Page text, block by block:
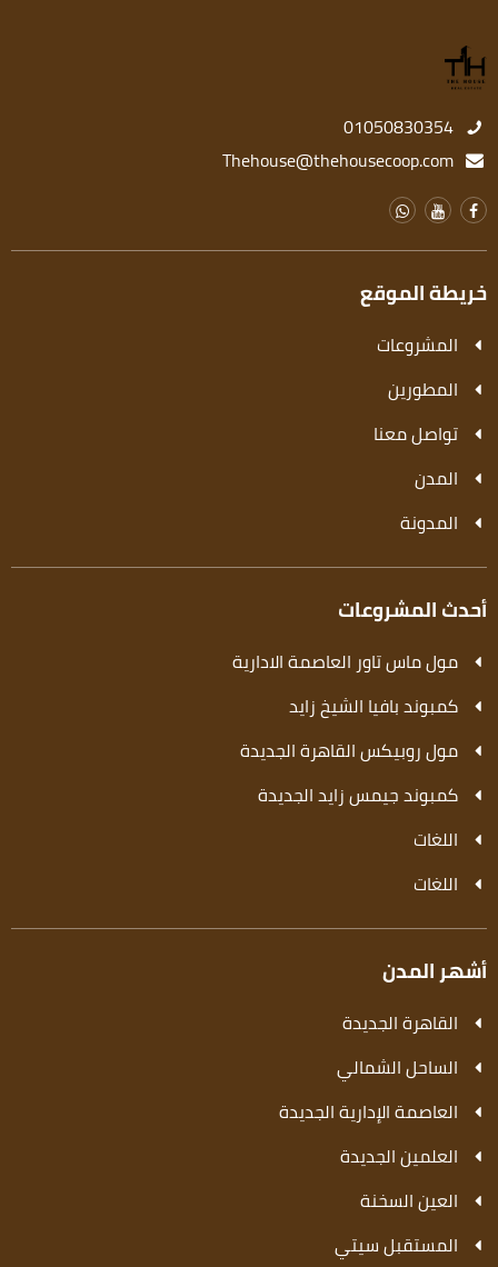
01050830354
Thehouse@thehousecoop.com
خريطة الموقع
المشروعات
المطورين
تواصل معنا
المدن
المدونة
أحدث المشروعات
مول ماس تاور العاصمة الادارية
كمبوند بافيا الشيخ زايد
مول روبيكس القاهرة الجديدة
كمبوند جيمس زايد الجديدة
اللغات
اللغات
أشهر المدن
القاهرة الجديدة
الساحل الشمالي
العاصمة الإدارية الجديدة
العلمين الجديدة
العين السخنة
المستقبل سيتي